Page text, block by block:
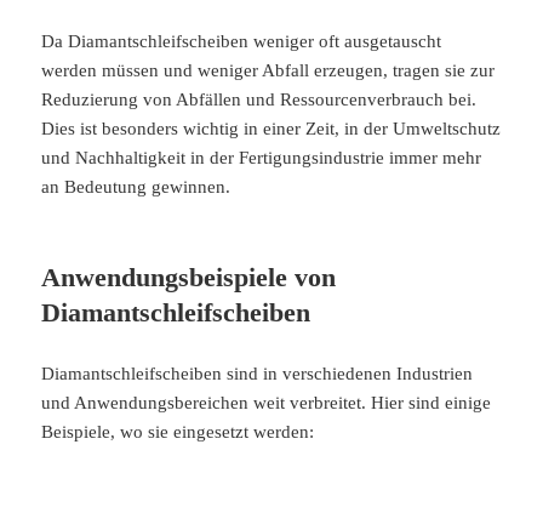
Da Diamantschleifscheiben weniger oft ausgetauscht
werden müssen und weniger Abfall erzeugen, tragen sie zur
Reduzierung von Abfällen und Ressourcenverbrauch bei.
Dies ist besonders wichtig in einer Zeit, in der Umweltschutz
und Nachhaltigkeit in der Fertigungsindustrie immer mehr
an Bedeutung gewinnen.
Anwendungsbeispiele von
Diamantschleifscheiben
Diamantschleifscheiben sind in verschiedenen Industrien
und Anwendungsbereichen weit verbreitet. Hier sind einige
Beispiele, wo sie eingesetzt werden: